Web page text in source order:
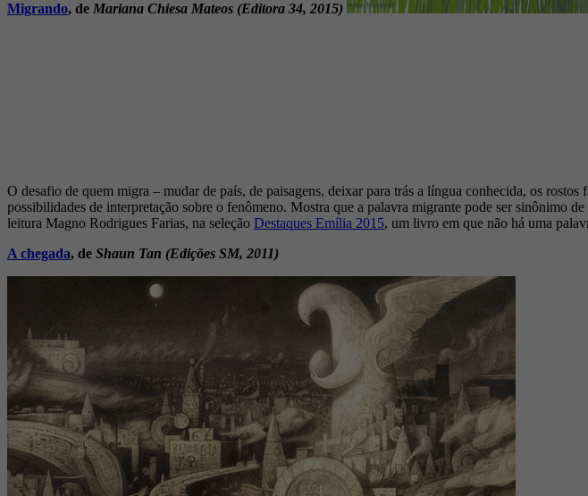
Migrando, de Mariana Chiesa Mateos (Editora 34, 2015)
O desafio de quem migra – mudar de país, de paisagens, deixar para trás a língua conhecida, os
possibilidades de interpretação sobre o fenômeno. Mostra que a palavra migrante pode ser sinônimo
leitura Magno Rodrigues Farias, na seleção Destaques Emília 2015, um livro em que não há uma
A chegada, de Shaun Tan (Edições SM, 2011)